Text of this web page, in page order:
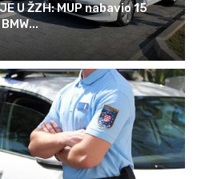
U ŽZH: MUP nabavio 15